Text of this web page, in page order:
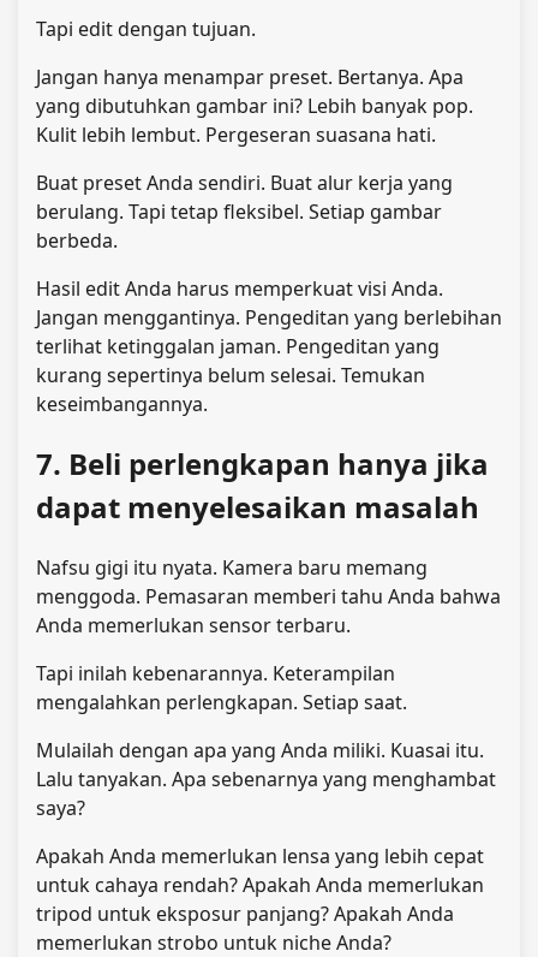
Tapi edit dengan tujuan.
Jangan hanya menampar preset. Bertanya. Apa
yang dibutuhkan gambar ini? Lebih banyak pop.
Kulit lebih lembut. Pergeseran suasana hati.
Buat preset Anda sendiri. Buat alur kerja yang
berulang. Tapi tetap fleksibel. Setiap gambar
berbeda.
Hasil edit Anda harus memperkuat visi Anda.
Jangan menggantinya. Pengeditan yang berlebihan
terlihat ketinggalan jaman. Pengeditan yang
kurang sepertinya belum selesai. Temukan
keseimbangannya.
7. Beli perlengkapan hanya jika
dapat menyelesaikan masalah
Nafsu gigi itu nyata. Kamera baru memang
menggoda. Pemasaran memberi tahu Anda bahwa
Anda memerlukan sensor terbaru.
Tapi inilah kebenarannya. Keterampilan
mengalahkan perlengkapan. Setiap saat.
Mulailah dengan apa yang Anda miliki. Kuasai itu.
Lalu tanyakan. Apa sebenarnya yang menghambat
saya?
Apakah Anda memerlukan lensa yang lebih cepat
untuk cahaya rendah? Apakah Anda memerlukan
tripod untuk eksposur panjang? Apakah Anda
memerlukan strobo untuk niche Anda?